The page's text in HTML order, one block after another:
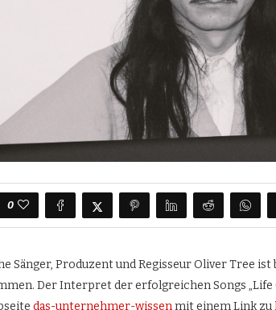
0
Sänger, Produzent und Regisseur Oliver Tree
Der Interpret der erfolgreichen Songs „Life
das-unternehmer-wissenmit einem Link zu